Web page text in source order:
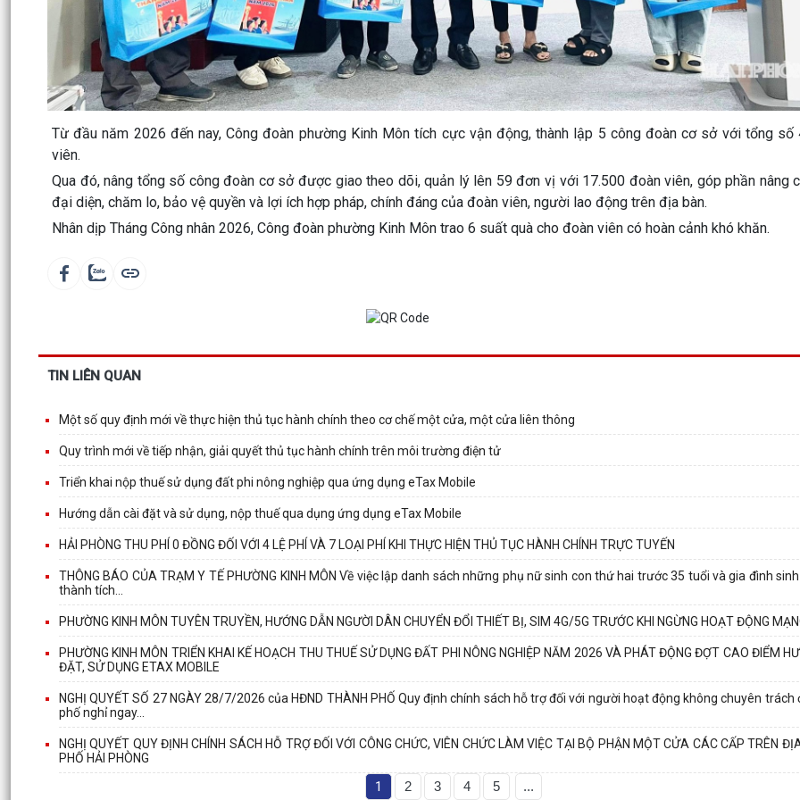
Từ đầu năm 2026 đến nay, Công đoàn phường Kinh Môn tích cực vận động, thành lập 5 công đoàn cơ sở với tổng số
viên.
Qua đó, nâng tổng số công đoàn cơ sở được giao theo dõi, quản lý lên 59 đơn vị với 17.500 đoàn viên, góp phần nâng
đại diện, chăm lo, bảo vệ quyền và lợi ích hợp pháp, chính đáng của đoàn viên, người lao động trên địa bàn.
Nhân dịp Tháng Công nhân 2026, Công đoàn phường Kinh Môn trao 6 suất quà cho đoàn viên có hoàn cảnh khó khăn.
TIN LIÊN QUAN
Một số quy định mới về thực hiện thủ tục hành chính theo cơ chế một cửa, một cửa liên thông
Quy trình mới về tiếp nhận, giải quyết thủ tục hành chính trên môi trường điện tử
Triển khai nộp thuế sử dụng đất phi nông nghiệp qua ứng dụng eTax Mobile
Hướng dẫn cài đặt và sử dụng, nộp thuế qua dụng ứng dụng eTax Mobile
HẢI PHÒNG THU PHÍ 0 ĐỒNG ĐỐI VỚI 4 LỆ PHÍ VÀ 7 LOẠI PHÍ KHI THỰC HIỆN THỦ TỤC HÀNH CHÍNH TRỰC TUYẾN
THÔNG BÁO CỦA TRẠM Y TẾ PHƯỜNG KINH MÔN Về việc lập danh sách những phụ nữ sinh con thứ hai trước 35 tuổi và gia đình
thành tích...
PHƯỜNG KINH MÔN TUYÊN TRUYỀN, HƯỚNG DẪN NGƯỜI DÂN CHUYỂN ĐỔI THIẾT BỊ, SIM 4G/5G TRƯỚC KHI NGỪNG HOẠT ĐỘNG
PHƯỜNG KINH MÔN TRIỂN KHAI KẾ HOẠCH THU THUẾ SỬ DỤNG ĐẤT PHI NÔNG NGHIỆP NĂM 2026 VÀ PHÁT ĐỘNG ĐỢT CAO ĐIỂM
ĐẶT, SỬ DỤNG ETAX MOBILE
NGHỊ QUYẾT SỐ 27 NGÀY 28/7/2026 của HĐND THÀNH PHỐ Quy định chính sách hỗ trợ đối với người hoạt động không chuyên trách
phố nghỉ ngay...
NGHỊ QUYẾT QUY ĐỊNH CHÍNH SÁCH HỖ TRỢ ĐỐI VỚI CÔNG CHỨC, VIÊN CHỨC LÀM VIỆC TẠI BỘ PHẬN MỘT CỬA CÁC CẤP TRÊN
PHỐ HẢI PHÒNG
1 2 3 4 5 ...